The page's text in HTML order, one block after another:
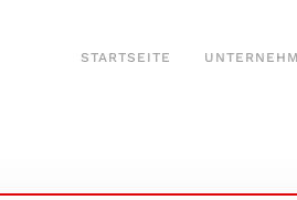
STARTSEITE